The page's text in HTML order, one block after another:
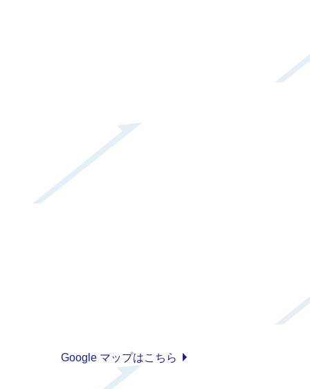
Google マップはこちら